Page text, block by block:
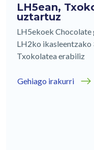
LH5ean,
uztartuz
LH5ekoek Chocolate
LH2ko
Txokolatea erabiliz
Gehiago irakurri